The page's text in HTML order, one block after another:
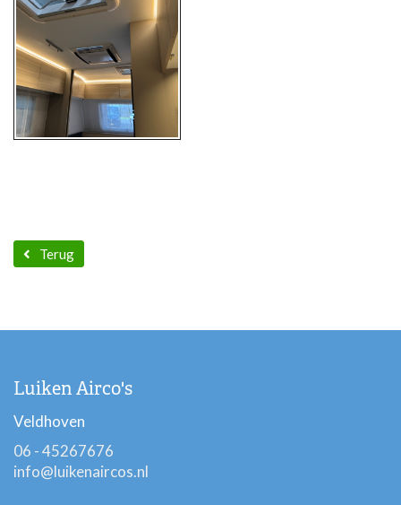
Terug
Luiken Airco's
Veldhoven
06 - 45267676
info@luikenaircos.nl